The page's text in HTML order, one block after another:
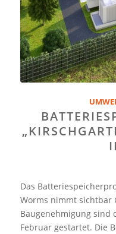
Das
Worms nimmt sichtbar
Baugenehmigung sind
Februar gestartet. Die